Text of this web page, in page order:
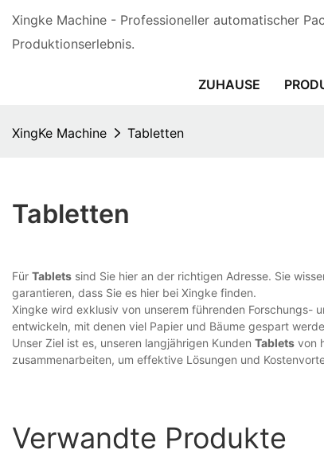
Xingke Machine - Professioneller automatischer
Produktionserlebnis.
ZUHAUSE
XingKe Machine Tabletten
Tabletten
Für Tablets sind Sie hier an der richtigen Adresse. Sie
garantieren, dass Sie es hier bei Xingke finden.
Xingke wird exklusiv von unserem führenden Forschungs-
entwickeln, mit denen viel Papier und Bäume gespart
Unser Ziel ist es, unseren langjährigen Kunden Tablets von
zusammenarbeiten, um effektive Lösungen und
Verwandte Produkte